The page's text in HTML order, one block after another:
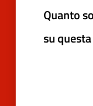
Quanto
su